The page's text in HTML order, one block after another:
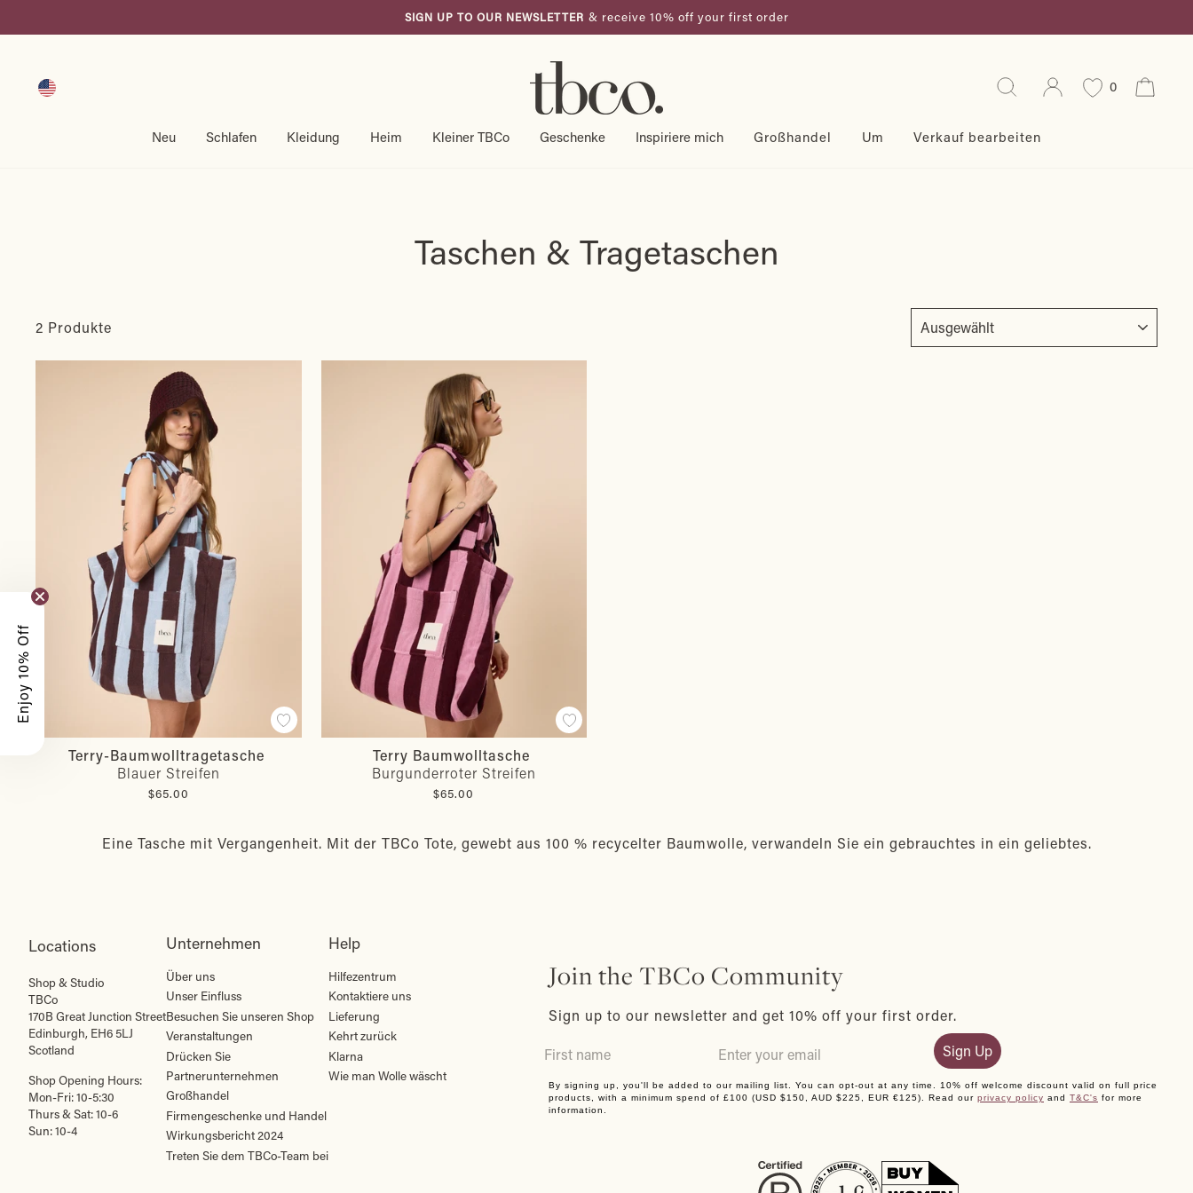
Pause
SIGN UP TO OUR NEWSLETTER & receive 10% off your first order
Suche Einloggen
0
Neu Schlafen Kleidung Heim Kleiner TBCo Geschenke Inspiriere mich Großhandel Um Verkauf bearbeiten
Taschen & Tragetaschen
2 Produkte
Terry-Baumwolltragetasche
Blauer Streifen
$65.00
Terry Baumwolltasche
Burgunderroter Streifen
$65.00
Eine Tasche mit Vergangenheit. Mit der TBCo Tote, gewebt aus 100 % recycelter Baumwolle, verwandeln Sie ein gebrauchtes in ein geliebtes.
Locations
Shop & Studio
TBCo
170B Great Junction Street
Edinburgh, EH6 5LJ
Scotland
Shop Opening Hours:
Mon-Fri: 10-5:30
Thurs & Sat: 10-6
Sun: 10-4
Unternehmen
Über uns
Unser Einfluss
Besuchen Sie unseren Shop
Veranstaltungen
Drücken Sie
Partnerunternehmen
Großhandel
Firmengeschenke und Handel
Wirkungsbericht 2024
Treten Sie dem TBCo-Team bei
Help
Hilfezentrum
Kontaktiere uns
Lieferung
Kehrt zurück
Klarna
Wie man Wolle wäscht
Join the TBCo Community
Sign up to our newsletter and get 10% off your first order.
Sign Up
By signing up, you'll be added to our mailing list. You can opt-out at any time. 10% off welcome discount valid on full price
products, with a minimum spend of £100 (USD $150, AUD $225, EUR €125). Read our privacy policy and T&C's for more
information.
Enjoy 10% Off